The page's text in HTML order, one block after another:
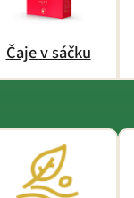
Čaje v sáčku